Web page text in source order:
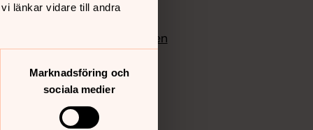
länkar vidare till andra
Marknadsföring och
sociala medier
Instagram
Bloggportalen